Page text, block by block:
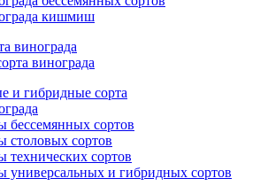
кишмиш
винограда
винограда
и гибридные сорта
бессемянных сортов
столовых сортов
технических сортов
универсальных и гибридных сортов